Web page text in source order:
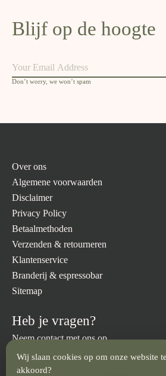
Blijf op de hoogte
Don’t worry, we won’t spam
Over ons
Algemene voorwaarden
Disclaimer
Privacy Policy
Betaalmethoden
Verzenden & retourneren
Klantenservice
Branderij & espressobar
Sitemap
Heb je vragen?
Neem contact met ons op.
info@brandmeesters.nl 023 512 3094
Wij slaan cookies op om onze website
akkoord?